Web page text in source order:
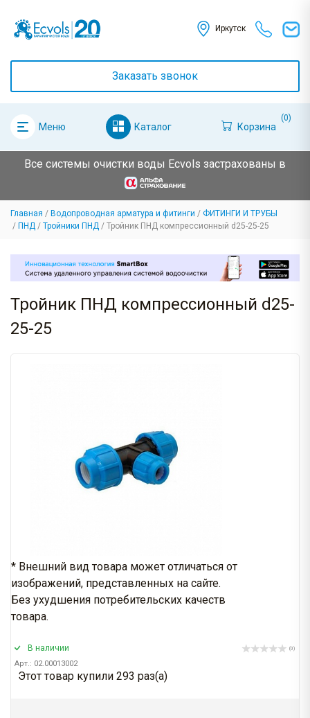
Иркутск
Заказать звонок
Меню Каталог Корзина
(0)
Все системы очистки воды Ecvols застрахованы в
Главная Водопроводная арматура и фитинги
ФИТИНГИ И ТРУБЫ
ПНД
Тройники ПНД Тройник ПНД компрессионный d25-25-25
Тройник ПНД компрессионный d25-
25-25
* Внешний вид товара может отличаться от
изображений, представленных на сайте.
Без ухудшения потребительских качеств
товара.
В наличии
Арт.: 02.00013002
(0)
Этот товар купили 293 раз(a)